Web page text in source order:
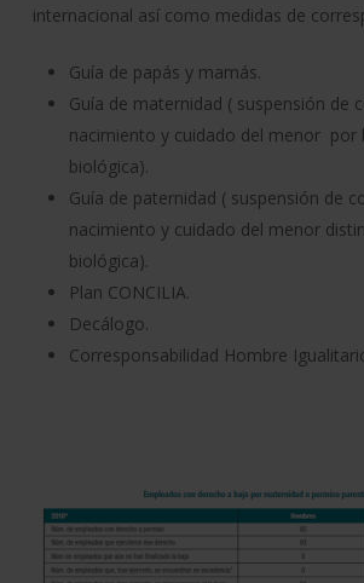
internacional así como medidas de
Guía de papás y mamás.
Guía de maternidad ( suspensión de
nacimiento y cuidado del menor por
biológica).
Guía de paternidad ( suspensión de
nacimiento y cuidado del menor
biológica).
Plan CONCILIA.
Decálogo.
Corresponsabilidad Hombre